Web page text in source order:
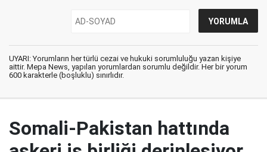
UYARI: Yorumların her türlü cezai ve hukuki sorumluluğu yazan kişiye
aittir. Mepa News, yapılan yorumlardan sorumlu değildir. Her bir yorum
600 karakterle (boşluklu) sınırlıdır.
Somali-Pakistan hattında